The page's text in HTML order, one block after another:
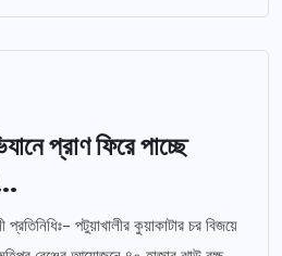
প্রাণ ফিরে পাচ্ছে
পটুয়াখালীর কুয়াকাটার চর বিজয়ে